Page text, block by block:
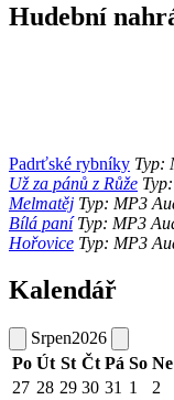
Hudební
Padrťské rybníky Typ:
Už za pánů z Růže
Melmatěj Typ: MP3
Bílá paníTyp: MP3
Hořovice Typ: MP3
Kalendář
Srpen2026
Po Út St Čt Pá So Ne
27 28 29 30 31 1
2